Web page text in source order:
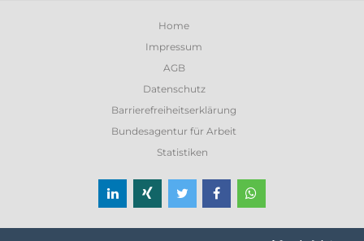
Home
Impressum
AGB
Datenschutz
Barrierefreiheitserklärung
Bundesagentur für Arbeit
Statistiken